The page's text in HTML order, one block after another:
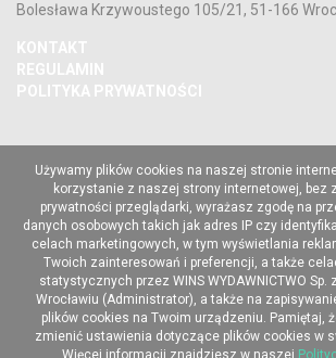
Bolesława Krzywoustego 105/21, 51-166
KONTAKT
REGULAMIN
POLITYKA PRYWATNOŚCI
Używamy plików cookies na naszej stronie
korzystanie z naszej strony internetowej, bez
prywatności przeglądarki, wyrażasz zgodę na
danych osobowych takich jak adres IP czy
celach marketingowych, w tym wyświetlania
Twoich zainteresowań i preferencji, a także
statystycznych przez WINS WYDAWNICTWO Sp.
Wrocławiu (Administrator), a także na
plików cookies na Twoim urządzeniu. Pamiętaj,
zmienić ustawienia dotyczące plików cookies w
Więcej informacji znajdziesz w naszej